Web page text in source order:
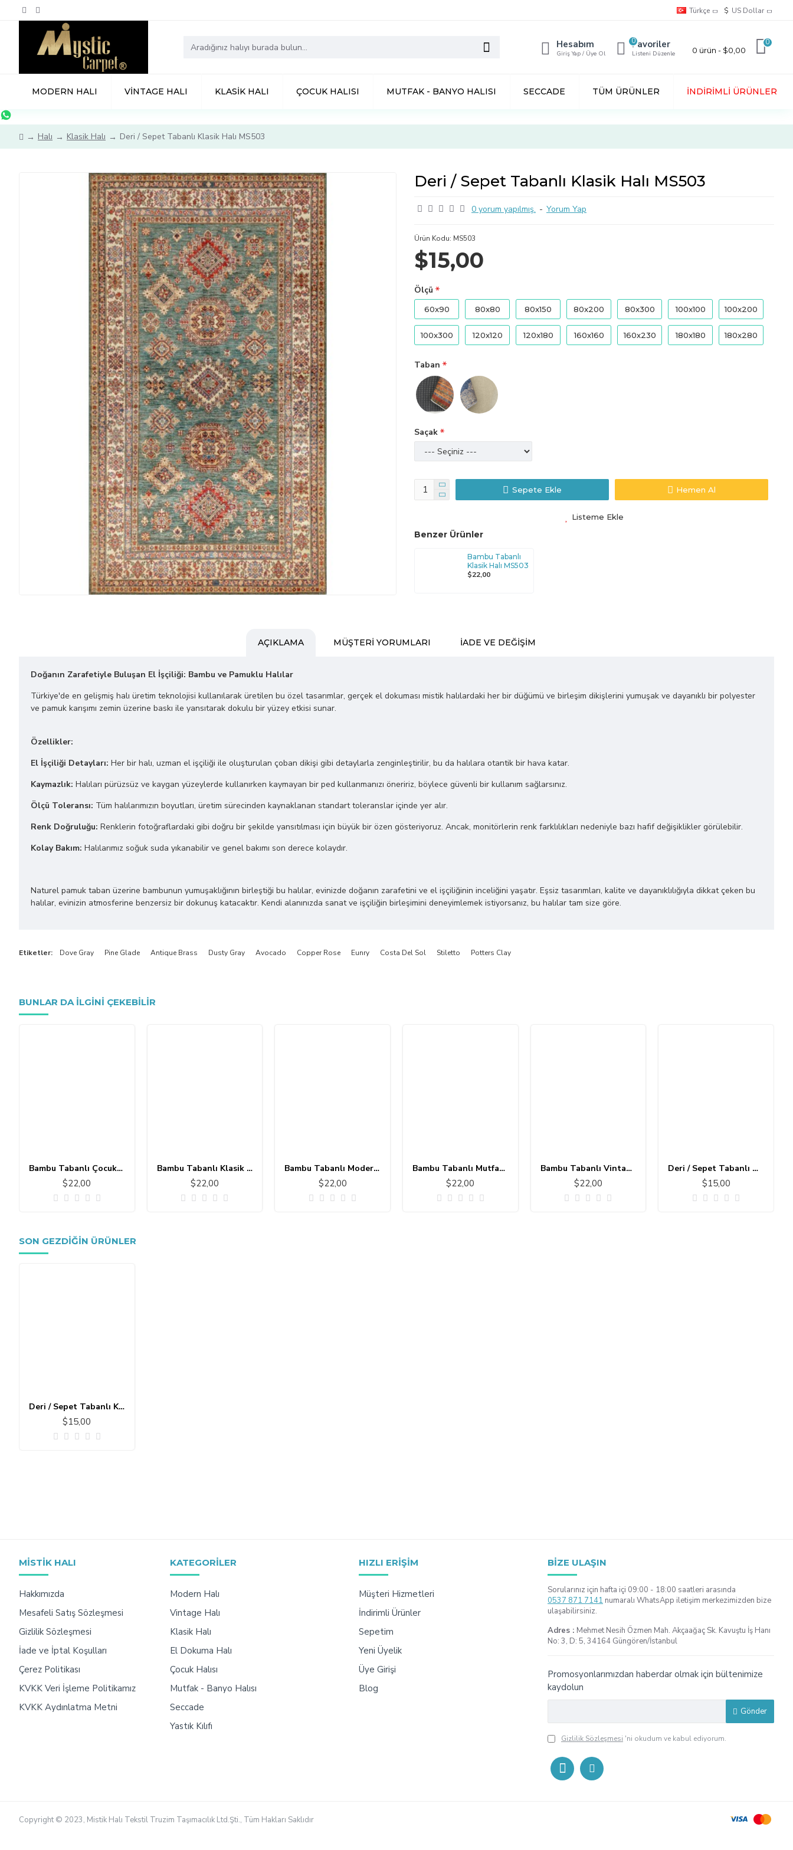
Türkçe $ US Dollar
Hesabım
Giriş Yap / Üye Ol
Favoriler
Listeni Düzenle
0
0 ürün - $0,00
0
MODERN HALI VINTAGE HALI KLASIK HALI ÇOCUK HALISI MUTFAK - BANYO HALISI SECCADE TÜM ÜRÜNLER İNDIRIMLI ÜRÜNLER
Halı Klasik Halı Deri / Sepet Tabanlı Klasik Halı MS503
Deri / Sepet Tabanlı Klasik Halı MS503
0 yorum yapılmış. - Yorum Yap
$15,00
Ürün Kodu: MS503
Ölçü
60x90 80x80 80x150 80x200 80x300 100x100 100x200
100x300 120x120 120x180 160x160 160x230 180x180 180x280
Taban
Saçak
Sepete Ekle Hemen Al
Listeme Ekle
Benzer Ürünler
Bambu Tabanlı
Klasik Halı MS503
$22,00
AÇIKLAMA MÜŞTERI YORUMLARI İADE VE DEĞIŞIM
Doğanın Zarafetiyle Buluşan El İşçiliği: Bambu ve Pamuklu Halılar
Türkiye'de en gelişmiş halı üretim teknolojisi kullanılarak üretilen bu özel tasarımlar, gerçek el dokuması mistik halılardaki her bir düğümü ve birleşim dikişlerini yumuşak ve dayanıklı bir polyester
ve pamuk karışımı zemin üzerine baskı ile yansıtarak dokulu bir yüzey etkisi sunar.
Özellikler:
El İşçiliği Detayları: Her bir halı, uzman el işçiliği ile oluşturulan çoban dikişi gibi detaylarla zenginleştirilir, bu da halılara otantik bir hava katar.
Kaymazlık: Halıları pürüzsüz ve kaygan yüzeylerde kullanırken kaymayan bir ped kullanmanızı öneririz, böylece güvenli bir kullanım sağlarsınız.
Ölçü Toleransı: Tüm halılarımızın boyutları, üretim sürecinden kaynaklanan standart toleranslar içinde yer alır.
Renk Doğruluğu: Renklerin fotoğraflardaki gibi doğru bir şekilde yansıtılması için büyük bir özen gösteriyoruz. Ancak, monitörlerin renk farklılıkları nedeniyle bazı hafif değişiklikler görülebilir.
Kolay Bakım: Halılarımız soğuk suda yıkanabilir ve genel bakımı son derece kolaydır.
Naturel pamuk taban üzerine bambunun yumuşaklığının birleştiği bu halılar, evinizde doğanın zarafetini ve el işçiliğinin inceliğini yaşatır. Eşsiz tasarımları, kalite ve dayanıklılığıyla dikkat çeken bu
halılar, evinizin atmosferine benzersiz bir dokunuş katacaktır. Kendi alanınızda sanat ve işçiliğin birleşimini deneyimlemek istiyorsanız, bu halılar tam size göre.
Etiketler: Dove Gray Pine Glade Antique Brass Dusty Gray Avocado Copper Rose Eunry Costa Del Sol Stiletto Potters Clay
BUNLAR DA ILGINI ÇEKEBILIR
Bambu Tabanlı Çocuk Halısı MC101
$22,00
Bambu Tabanlı Klasik Halı MS109
$22,00
Bambu Tabanlı Modern Halı MS303
$22,00
Bambu Tabanlı Mutfak - Banyo Halısı 11111-1
$22,00
Bambu Tabanlı Vintage Halı MS173
$22,00
Deri / Sepet Tabanlı Çocuk Halısı MC101
$15,00
SON GEZDIĞIN ÜRÜNLER
Deri / Sepet Tabanlı Klasik Halı MS503
$15,00
MISTIK HALI
Hakkımızda
Mesafeli Satış Sözleşmesi
Gizlilik Sözleşmesi
İade ve İptal Koşulları
Çerez Politikası
KVKK Veri İşleme Politikamız
KVKK Aydınlatma Metni
KATEGORILER
Modern Halı
Vintage Halı
Klasik Halı
El Dokuma Halı
Çocuk Halısı
Mutfak - Banyo Halısı
Seccade
Yastık Kılıfı
HIZLI ERIŞIM
Müşteri Hizmetleri
İndirimli Ürünler
Sepetim
Yeni Üyelik
Üye Girişi
Blog
BIZE ULAŞIN
Sorularınız için hafta içi 09:00 - 18:00 saatleri arasında
0537 871 7141 numaralı WhatsApp iletişim merkezimizden bize
ulaşabilirsiniz.
Adres : Mehmet Nesih Özmen Mah. Akçaağaç Sk. Kavuştu İş Hanı
No: 3, D: 5, 34164 Güngören/İstanbul
Promosyonlarımızdan haberdar olmak için bültenimize
kaydolun
Gönder
Gizlilik Sözleşmesi 'ni okudum ve kabul ediyorum.
Copyright © 2023, Mistik Halı Tekstil Truzim Taşımacılık Ltd.Şti., Tüm Hakları Saklıdır